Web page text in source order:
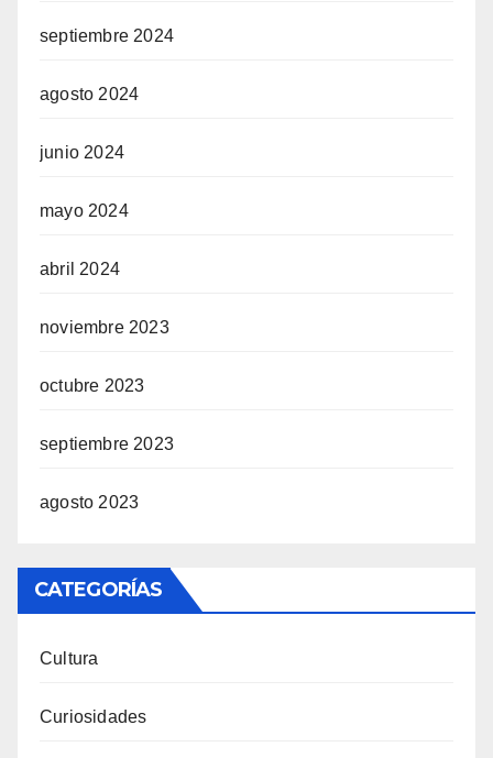
septiembre 2024
agosto 2024
junio 2024
mayo 2024
abril 2024
noviembre 2023
octubre 2023
septiembre 2023
agosto 2023
CATEGORÍAS
Cultura
Curiosidades